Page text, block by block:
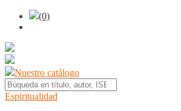
(0)
Nuestro catálogo
Espiritualidad